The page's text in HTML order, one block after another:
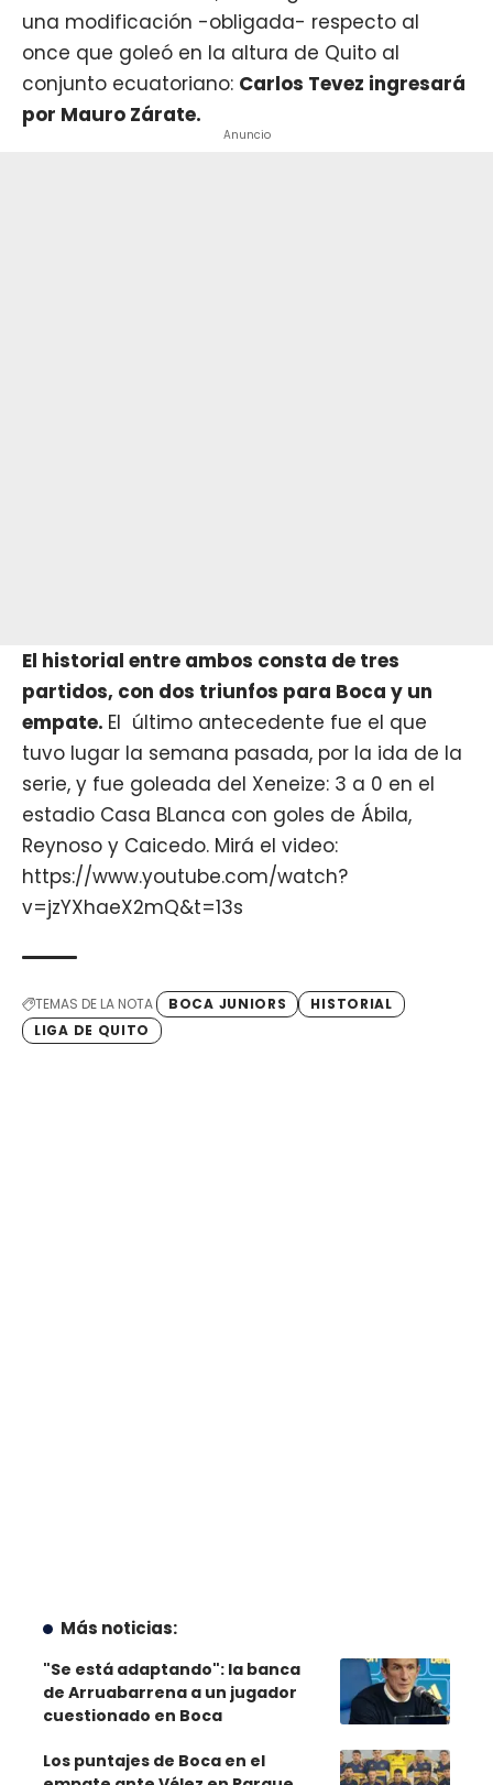
una modificación -obligada- respecto al
once que goleó en la altura de Quito al
conjunto ecuatoriano: Carlos Tevez ingresará
por Mauro Zárate.
Anuncio
El historial entre ambos consta de tres
partidos, con dos triunfos para Boca y un
empate. El último antecedente fue el que
tuvo lugar la semana pasada, por la ida de la
serie, y fue goleada del Xeneize: 3 a 0 en el
estadio Casa BLanca con goles de Ábila,
Reynoso y Caicedo. Mirá el video:
https://www.youtube.com/watch?
v=jzYXhaeX2mQ&t=13s
TEMAS DE LA NOTA BOCA JUNIORS
HISTORIAL
LIGA DE QUITO
Más noticias:
"Se está adaptando": la banca
de Arruabarrena a un jugador
cuestionado en Boca
Los puntajes de Boca en el